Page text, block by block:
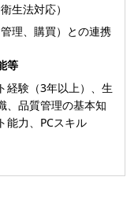
生法対応）
理、購買）との連携
等
経験（3年以上）、生
、品質管理の基本知
能力、PCスキル